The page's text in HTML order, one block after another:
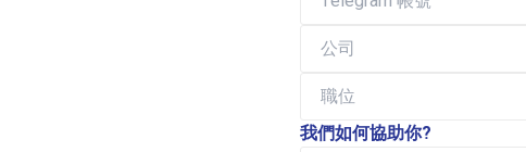
我們如何協助你?